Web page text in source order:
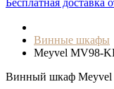
Бесплатная доставка
Винные шкафы
Meyvel MV98-
Винный шкаф